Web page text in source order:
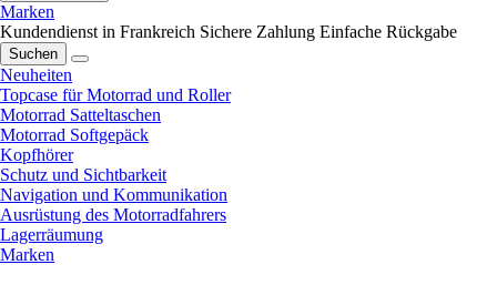
Marken
Kundendienst in Frankreich Sichere Zahlung Einfache Rückgabe
Suchen
Neuheiten
Topcase für Motorrad und Roller
Motorrad Satteltaschen
Motorrad Softgepäck
Kopfhörer
Schutz und Sichtbarkeit
Navigation und Kommunikation
Ausrüstung des Motorradfahrers
Lagerräumung
Marken